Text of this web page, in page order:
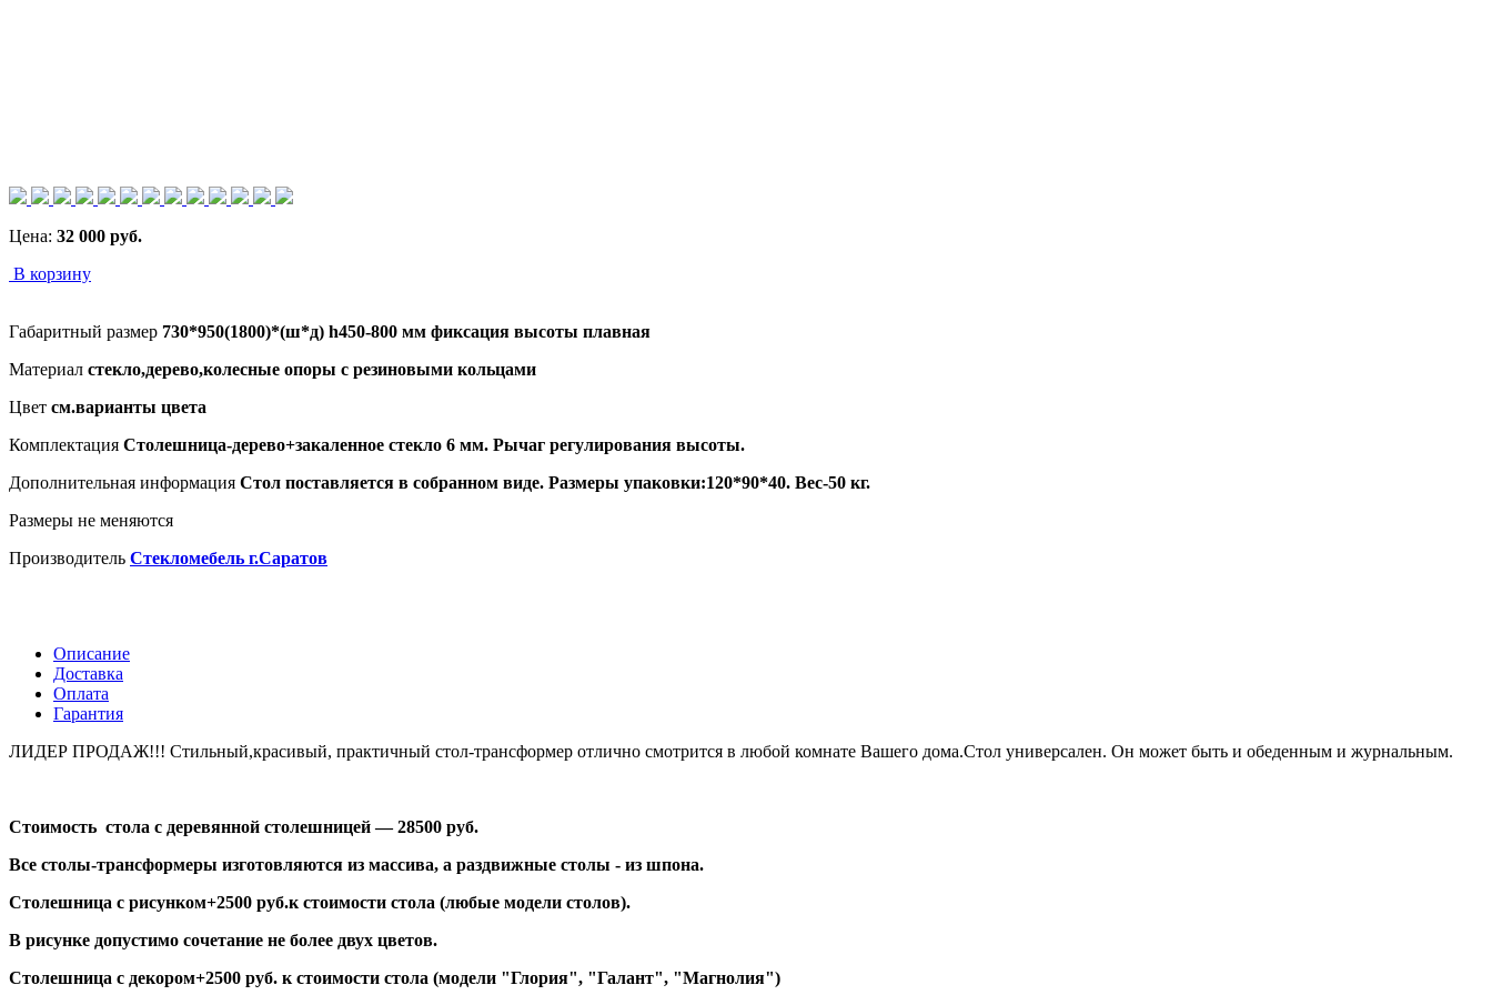
Цена: 32 000 руб.
В корзину
Габаритный размер 730*950(1800)*(ш*д) h450-800 мм фиксация высоты плавная
Материал стекло,дерево,колесные опоры с резиновыми кольцами
Цвет см.варианты цвета
Комплектация Столешница-дерево+закаленное стекло 6 мм. Рычаг регулирования высоты.
Дополнительная информация Стол поставляется в собранном виде. Размеры упаковки:120*90*40. Вес-50 кг.
Размеры не меняются
Производитель Стекломебель г.Саратов
Описание
Доставка
Оплата
Гарантия
ЛИДЕР ПРОДАЖ!!! Стильный,красивый, практичный стол-трансформер отлично смотрится в любой комнате Вашего дома.Стол универсален. Он может быть и обеденным и журнальным.
Стоимость стола с деревянной столешницей — 28500 руб.
Все столы-трансформеры изготовляются из массива, а раздвижные столы - из шпона.
Столешница с рисунком+2500 руб.к стоимости стола (любые модели столов).
В рисунке допустимо сочетание не более двух цветов.
Столешница с декором+2500 руб. к стоимости стола (модели "Глория", "Галант", "Магнолия")